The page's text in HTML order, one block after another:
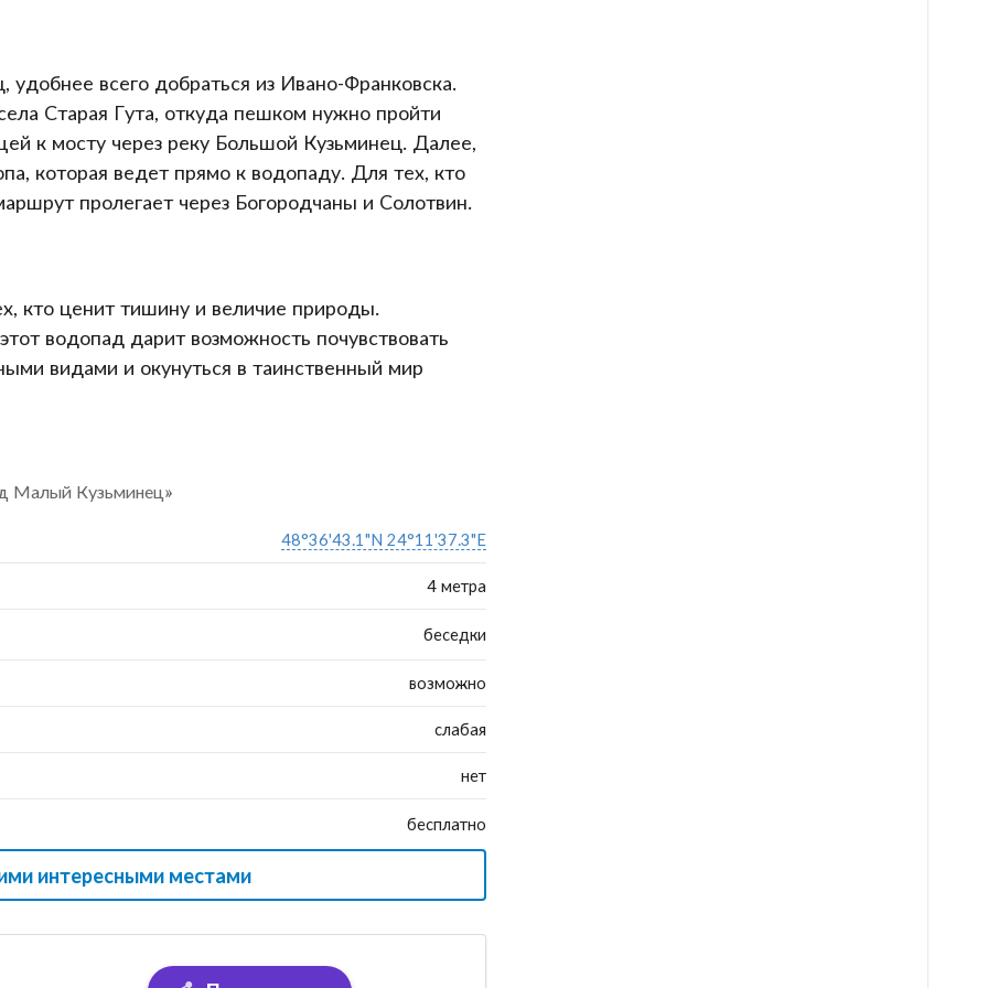
всего добраться из Ивано-Франковска.
Старая Гута, откуда пешком нужно пройти
к мосту через реку Большой Кузьминец. Далее,
которая ведет прямо к водопаду. Для тех, кто
пролегает через Богородчаны и Солотвин.
кто ценит тишину и величие природы.
водопад дарит возможность почувствовать
видами и окунуться в таинственный мир
Малый Кузьминец»
48°36'43.1"N 24°11'37.3"E
4 метра
беседки
возможно
слабая
нет
бесплатно
интересными местами